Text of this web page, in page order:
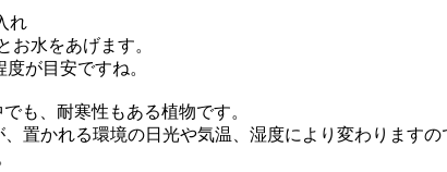
れ
お水をあげます。
が目安ですね。
も、耐寒性もある植物です。
置かれる環境の日光や気温、湿度により変わります